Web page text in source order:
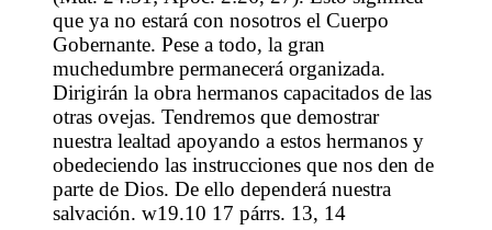
que ya no estará con nosotros el Cuerpo
Gobernante. Pese a todo, la gran
muchedumbre permanecerá organizada.
Dirigirán la obra hermanos capacitados de las
otras ovejas. Tendremos que demostrar
nuestra lealtad apoyando a estos hermanos y
obedeciendo las instrucciones que nos den de
parte de Dios. De ello dependerá nuestra
salvación. w19.10 17 párrs. 13, 14